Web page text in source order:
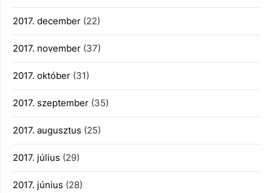
2017. december (22)
2017. november (37)
2017. október (31)
2017. szeptember (35)
2017. augusztus (25)
2017. július (29)
2017. június (28)